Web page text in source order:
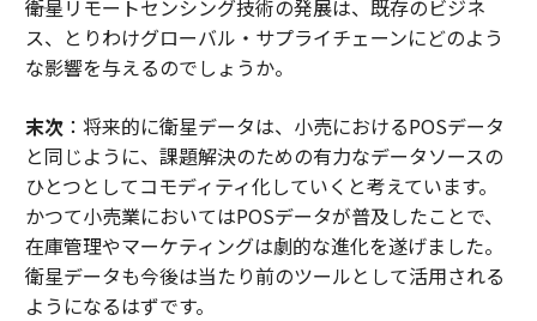
――衛星リモートセンシング技術の発展は、既存のビジネ
ス、とりわけグローバル・サプライチェーンにどのよう
な影響を与えるのでしょうか。
末次：将来的に衛星データは、小売におけるPOSデータ
と同じように、課題解決のための有力なデータソースの
ひとつとしてコモディティ化していくと考えています。
かつて小売業においてはPOSデータが普及したことで、
在庫管理やマーケティングは劇的な進化を遂げました。
衛星データも今後は当たり前のツールとして活用される
ようになるはずです。